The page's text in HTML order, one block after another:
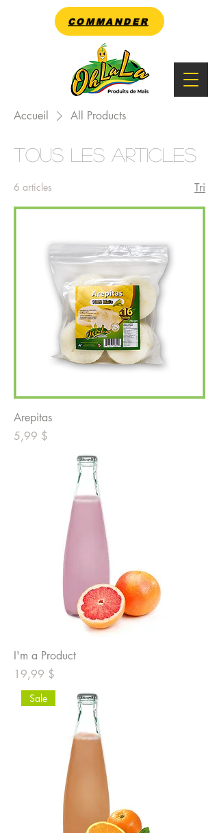
COMMANDER
Accueil All Products
Tous les articles
6 articles Tri
Arepitas
Prix
5,99 $
I'm a Product
Prix
19,99 $
Sale